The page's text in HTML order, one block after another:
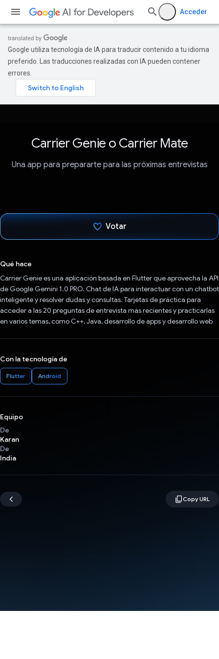
Acceder
Google utiliza tecnología de IA para traducir contenido a tu idioma
preferido. Las traducciones realizadas con IA pueden contener
errores.
Carrier Genie o Carrier Mate
Una app para prepararte para las próximas entrevistas
Votar
Qué hace
Carrier Genie es una aplicación basada en Flutter que aprovecha la API
de Google Gemini 1.0 PRO. Chat de IA para interactuar con un chatbot
inteligente y resolver dudas y consultas. Tarjetas de práctica para
acceder a las 20 preguntas de entrevista más recientes y practicarlas
en varios temas, como C++, Java, desarrollo de apps y desarrollo web
Con la tecnología de
Flutter Android
Equipo
De
Karan
De
India